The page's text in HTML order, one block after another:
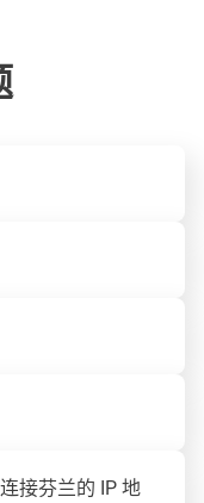
接芬兰的 IP 地